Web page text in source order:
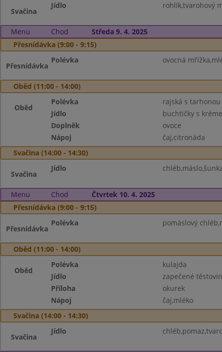
Svačina
Jídlo rohlík,tvarohový
Menu Chod
Středa 9. 4. 2025
Přesnídávka (9:00 - 9:15)
Přesnídávka
Polévka ovocná
Oběd (11:00 - 14:00)
Oběd
Polévka
rajská s tarhonou
Jídlo
buchtičky s
Doplněk
ovoce
Nápoj
čaj,citronáda
Svačina (14:00 - 14:30)
Svačina
Jídlo
Menu Chod
Čtvrtek 10. 4. 2025
Přesnídávka (9:00 - 9:15)
Přesnídávka
Polévka pomáslový
Oběd (11:00 - 14:00)
Oběd
Polévka
kulajda
Jídlo
zapečené
Příloha
okurek
Nápoj
čaj,mléko
Svačina (14:00 - 14:30)
Svačina
Jídlo